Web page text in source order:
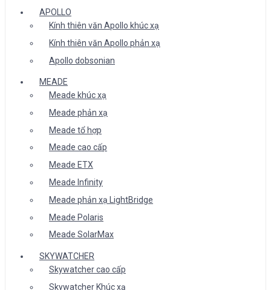
APOLLO
Kính thiên văn Apollo khúc xạ
Kính thiên văn Apollo phản xạ
Apollo dobsonian
MEADE
Meade khúc xạ
Meade phản xạ
Meade tổ hợp
Meade cao cấp
Meade ETX
Meade Infinity
Meade phản xạ LightBridge
Meade Polaris
Meade SolarMax
SKYWATCHER
Skywatcher cao cấp
Skywatcher Khúc xạ